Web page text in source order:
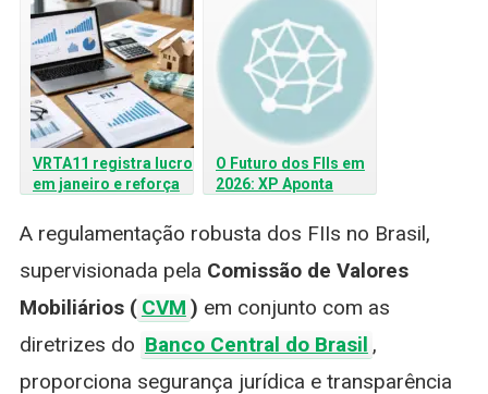
VRTA11 registra lucro
em janeiro e reforça
O Futuro dos FIIs em
2026: XP Aponta
Destaque e Projeção
de Dividendos
A regulamentação robusta dos FIIs no Brasil,
supervisionada pela Comissão de Valores
Mobiliários ( CVM ) em conjunto com as
diretrizes do Banco Central do Brasil ,
proporciona segurança jurídica e transparência